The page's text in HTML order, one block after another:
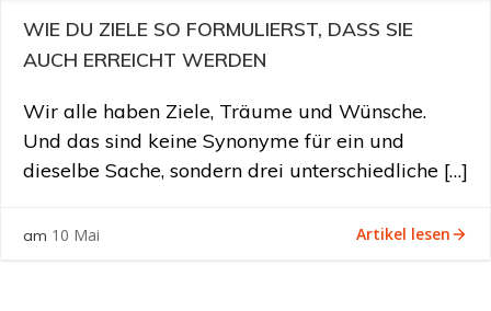
WIE DU ZIELE SO FORMULIERST, DASS SIE
AUCH ERREICHT WERDEN
Wir alle haben Ziele, Träume und Wünsche.
Und das sind keine Synonyme für ein und
dieselbe Sache, sondern drei unterschiedliche […]
am 10 Mai Artikel lesen